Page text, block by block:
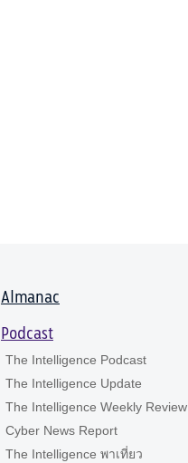
Almanac
Podcast
The Intelligence Podcast
The Intelligence Update
The Intelligence Weekly Review
Cyber News Report
The Intelligence พาเที่ยว